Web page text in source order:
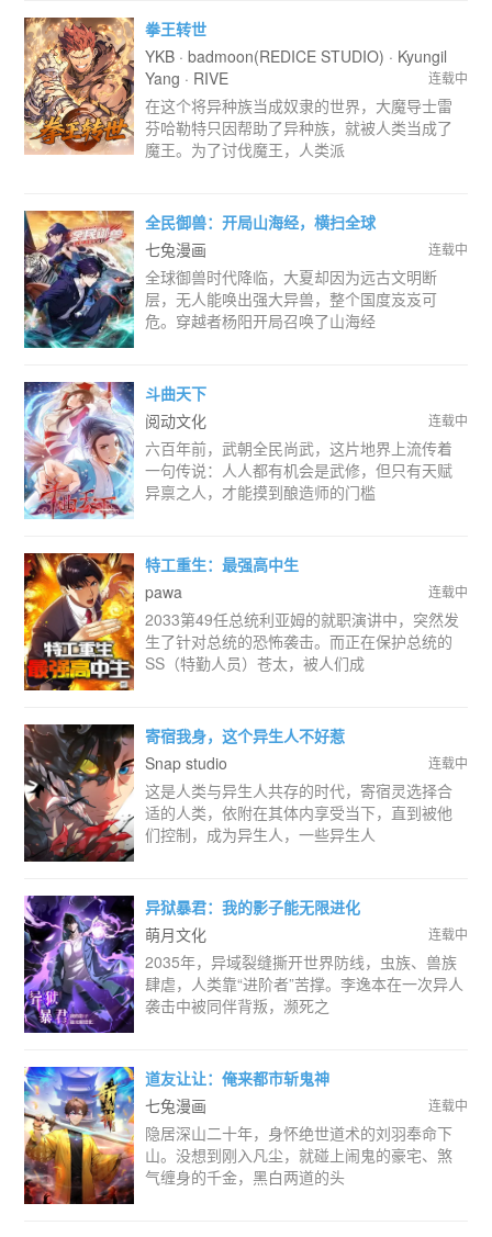
拳王转世
YKB · badmoon(REDICE STUDIO) · Kyungil
Yang · RIVE
连载中
在这个将异种族当成奴隶的世界，大魔导士雷
芬哈勒特只因帮助了异种族，就被人类当成了
魔王。为了讨伐魔王，人类派
全民御兽：开局山海经，横扫全球
七兔漫画
连载中
全球御兽时代降临，大夏却因为远古文明断
层，无人能唤出强大异兽，整个国度岌岌可
危。穿越者杨阳开局召唤了山海经
斗曲天下
阅动文化
连载中
六百年前，武朝全民尚武，这片地界上流传着
一句传说：人人都有机会是武修，但只有天赋
异禀之人，才能摸到酿造师的门槛
特工重生：最强高中生
pawa
连载中
2033第49任总统利亚姆的就职演讲中，突然发
生了针对总统的恐怖袭击。而正在保护总统的
SS（特勤人员）苍太，被人们成
寄宿我身，这个异生人不好惹
Snap studio
连载中
这是人类与异生人共存的时代，寄宿灵选择合
适的人类，依附在其体内享受当下，直到被他
们控制，成为异生人，一些异生人
异狱暴君：我的影子能无限进化
萌月文化
连载中
2035年，异域裂缝撕开世界防线，虫族、兽族
肆虐，人类靠“进阶者”苦撑。李逸本在一次异人
袭击中被同伴背叛，濒死之
道友让让：俺来都市斩鬼神
七兔漫画
连载中
隐居深山二十年，身怀绝世道术的刘羽奉命下
山。没想到刚入凡尘，就碰上闹鬼的豪宅、煞
气缠身的千金，黑白两道的头